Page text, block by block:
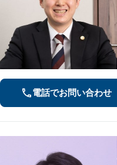
電話でお問い合わせ